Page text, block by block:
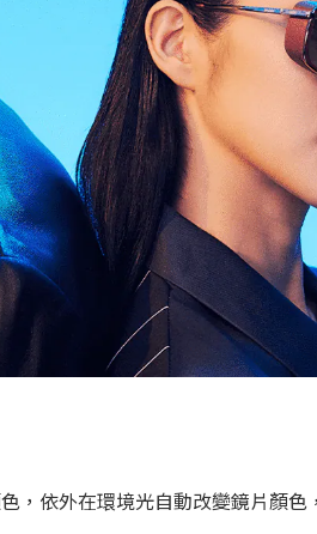
，依外在環境光自動改變鏡片顏色